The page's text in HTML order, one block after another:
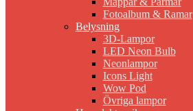
Fotoalbum & Ramar
Belysning
3D-Lampor
LED Neon Bulb
Neonlampor
Icons Light
Wow Pod
Övriga lampor